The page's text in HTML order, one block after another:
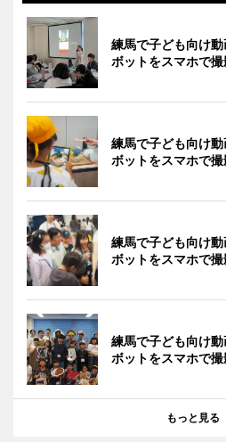
練馬で子ども向け
ボットをスマホで撮
練馬で子ども向け
ボットをスマホで撮
練馬で子ども向け
ボットをスマホで撮
練馬で子ども向け
ボットをスマホで撮
もっと見る